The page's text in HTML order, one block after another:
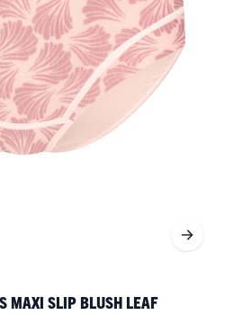
MAXI SLIP BLUSH LEAF